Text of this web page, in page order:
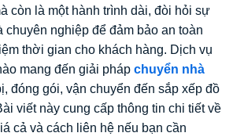
còn là một hành trình dài, đòi hỏi sự
chuyên nghiệp để đảm bảo an toàn
thời gian cho khách hàng. Dịch vụ
mang đến giải pháp chuyển nhà
đóng gói, vận chuyển đến sắp xếp đồ
viết này cung cấp thông tin chi tiết về
cả và cách liên hệ nếu bạn cần